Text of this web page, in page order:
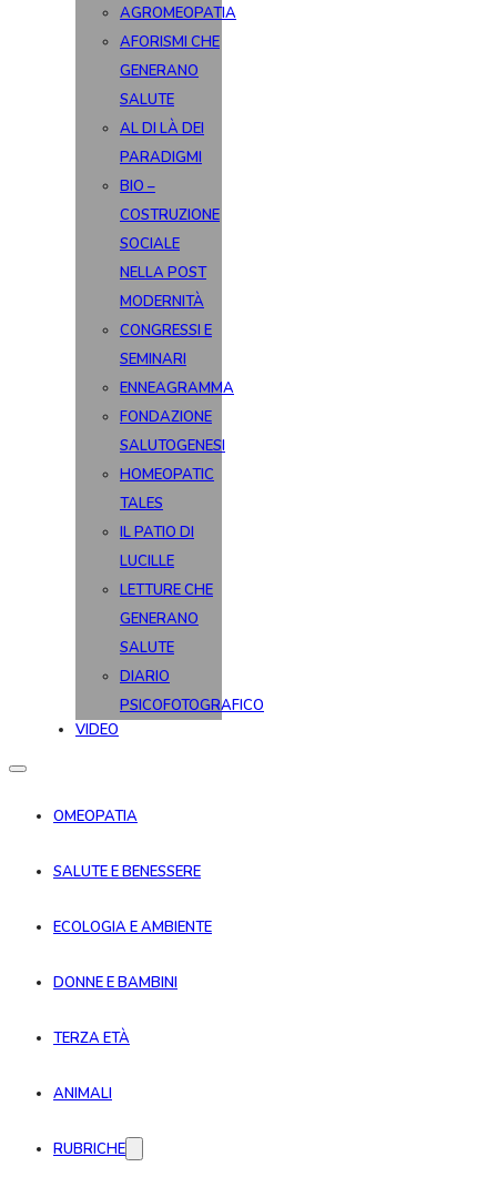
AGROMEOPATIA
AFORISMI CHE
GENERANO
SALUTE
AL DI LÀ DEI
PARADIGMI
BIO –
COSTRUZIONE
SOCIALE
NELLA POST
MODERNITÀ
CONGRESSI E
SEMINARI
ENNEAGRAMMA
FONDAZIONE
SALUTOGENESI
HOMEOPATIC
TALES
IL PATIO DI
LUCILLE
LETTURE CHE
GENERANO
SALUTE
DIARIO
PSICOFOTOGRAFICO
VIDEO
OMEOPATIA
SALUTE E BENESSERE
ECOLOGIA E AMBIENTE
DONNE E BAMBINI
TERZA ETÀ
ANIMALI
RUBRICHE